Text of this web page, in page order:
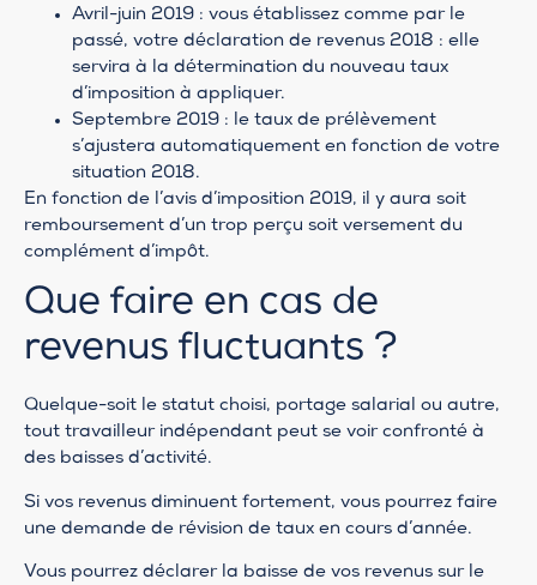
Avril-juin 2019 : vous établissez comme par le
passé, votre déclaration de revenus 2018 : elle
servira à la détermination du nouveau taux
d’imposition à appliquer.
Septembre 2019 : le taux de prélèvement
s’ajustera automatiquement en fonction de votre
situation 2018.
En fonction de l’avis d’imposition 2019, il y aura soit
remboursement d’un trop perçu soit versement du
complément d’impôt.
Que faire en cas de
revenus fluctuants ?
Quelque-soit le statut choisi, portage salarial ou autre,
tout travailleur indépendant peut se voir confronté à
des baisses d’activité.
Si vos revenus diminuent fortement, vous pourrez faire
une demande de révision de taux en cours d’année.
Vous pourrez déclarer la baisse de vos revenus sur le